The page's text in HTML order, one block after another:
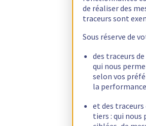
de réaliser des
traceurs sont
Sous réserve de
des traceurs
qui nous
selon vos
la
et des traceurs
tiers : qui